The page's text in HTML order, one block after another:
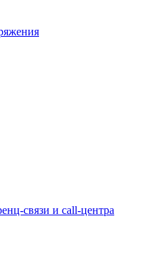
связи и call-центра